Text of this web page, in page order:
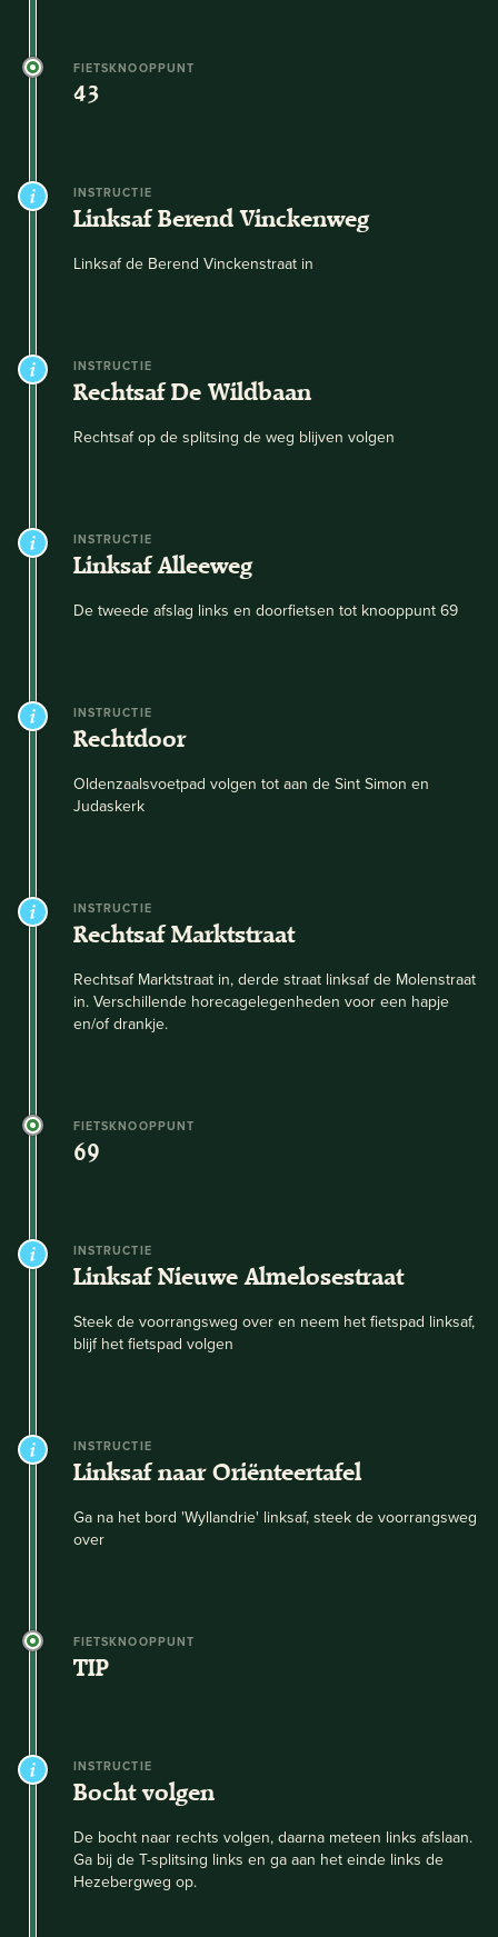
FIETSKNOOPPUNT
43
INSTRUCTIE
Linksaf Berend Vinckenweg
Linksaf de Berend Vinckenstraat in
INSTRUCTIE
Rechtsaf De Wildbaan
Rechtsaf op de splitsing de weg blijven volgen
INSTRUCTIE
Linksaf Alleeweg
De tweede afslag links en doorfietsen tot knooppunt 69
INSTRUCTIE
Rechtdoor
Oldenzaalsvoetpad volgen tot aan de Sint Simon en
Judaskerk
INSTRUCTIE
Rechtsaf Marktstraat
Rechtsaf Marktstraat in, derde straat linksaf de Molenstraat
in. Verschillende horecagelegenheden voor een hapje
en/of drankje.
FIETSKNOOPPUNT
69
INSTRUCTIE
Linksaf Nieuwe Almelosestraat
Steek de voorrangsweg over en neem het fietspad linksaf,
blijf het fietspad volgen
INSTRUCTIE
Linksaf naar Oriënteertafel
Ga na het bord 'Wyllandrie' linksaf, steek de voorrangsweg
over
FIETSKNOOPPUNT
TIP
INSTRUCTIE
Bocht volgen
De bocht naar rechts volgen, daarna meteen links afslaan.
Ga bij de T-splitsing links en ga aan het einde links de
Hezebergweg op.